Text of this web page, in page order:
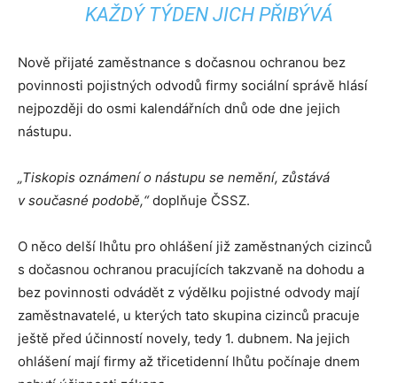
KAŽDÝ TÝDEN JICH PŘIBÝVÁ
Nově přijaté zaměstnance s dočasnou ochranou bez
povinnosti pojistných odvodů firmy sociální správě hlásí
nejpozději do osmi kalendářních dnů ode dne jejich
nástupu.
„Tiskopis oznámení o nástupu se nemění, zůstává
v současné podobě,“doplňuje ČSSZ.
O něco delší lhůtu pro ohlášení již zaměstnaných cizinců
s dočasnou ochranou pracujících takzvaně na dohodu a
bez povinnosti odvádět z výdělku pojistné odvody mají
zaměstnavatelé, u kterých tato skupina cizinců pracuje
ještě před účinností novely, tedy 1. dubnem. Na jejich
ohlášení mají firmy až třicetidenní lhůtu počínaje dnem